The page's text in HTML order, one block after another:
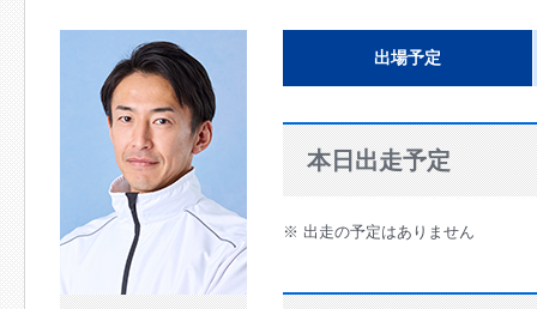
出場予定
本日出走予定
※ 出走の予定はありません